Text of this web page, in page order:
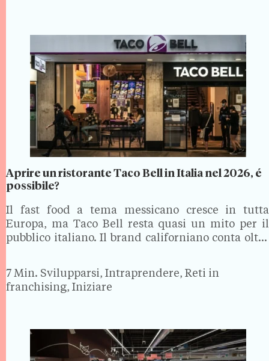
Aprire un ristorante Taco Bell in Italia nel 2026, é
possibile?
Il fast food a tema messicano cresce in tutta
Europa, ma Taco Bell resta quasi un mito per il
pubblico italiano. Il brand californiano conta oltre
ha ancora aperto una sola sede…
7 Min. Svilupparsi, Intraprendere, Reti in
franchising, Iniziare